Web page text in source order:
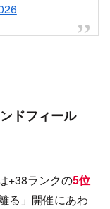
ドフィール
+38ランクの5位
る」開催にあわ